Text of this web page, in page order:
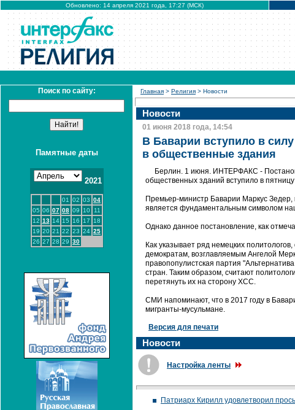
Обновлено: 14 апреля 2021 года, 17:27 (МСК)
Поиск по сайту:
Памятные даты
2021
01 02 03 04
05 06 07 08 09 10
11
12 13 14 15 16 17
18
19 20 21 22 23 24 25
26 27 28 29 30
Главная > Религия > Новости
Новости
01 июня 2018 года, 14:54
В Баварии вступило в
в общественные здания
Берлин. 1 июня. ИНТЕРФАКС -
общественных зданий вступило в
Премьер-министр Баварии Маркус Зедер,
является фундаментальным символом
Однако данное постановление, как
Как указывает ряд немецких
демократам, возглавляемым Ангелой
правопопулистская партия
стран. Таким образом, считают
перетянуть их на сторону ХСС.
СМИ напоминают, что в 2017 году в
мигранты-мусульмане.
Версия для печати
Новости
Настройка ленты
Патриарх Кирилл удовлетворил